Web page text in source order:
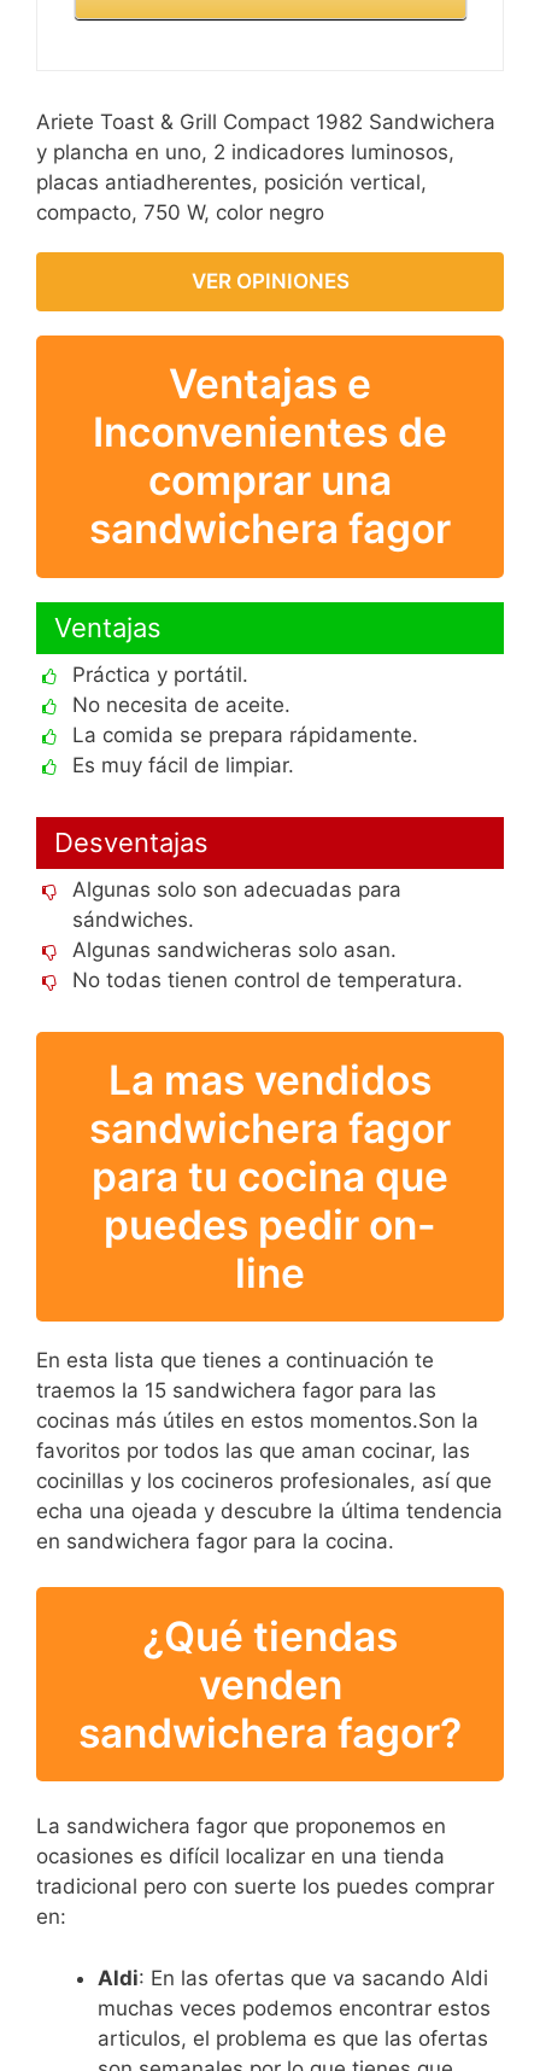
Ariete Toast & Grill Compact 1982 Sandwichera
y plancha en uno, 2 indicadores luminosos,
placas antiadherentes, posición vertical,
compacto, 750 W, color negro
VER OPINIONES
Ventajas e
Inconvenientes de
comprar una
sandwichera fagor
Ventajas
Práctica y portátil.
No necesita de aceite.
La comida se prepara rápidamente.
Es muy fácil de limpiar.
Desventajas
Algunas solo son adecuadas para
sándwiches.
Algunas sandwicheras solo asan.
No todas tienen control de temperatura.
La mas vendidos
sandwichera fagor
para tu cocina que
puedes pedir on-
line
En esta lista que tienes a continuación te
traemos la 15 sandwichera fagor para las
cocinas más útiles en estos momentos.Son la
favoritos por todos las que aman cocinar, las
cocinillas y los cocineros profesionales, así que
echa una ojeada y descubre la última tendencia
en sandwichera fagor para la cocina.
¿Qué tiendas
venden
sandwichera fagor?
La sandwichera fagor que proponemos en
ocasiones es difícil localizar en una tienda
tradicional pero con suerte los puedes comprar
en:
Aldi: En las ofertas que va sacando Aldi
muchas veces podemos encontrar estos
articulos, el problema es que las ofertas